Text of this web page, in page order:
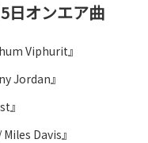
日オンエア曲
Viphurit』
Jordan』
』
Davis』